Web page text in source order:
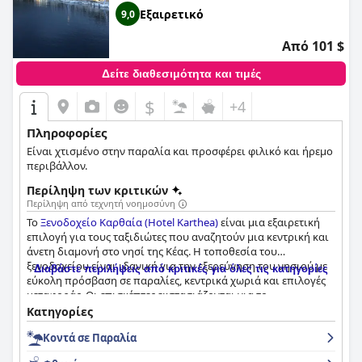
9,0 Εξαιρετικό
Από 101 $
Δείτε διαθεσιμότητα και τιμές
$ +4
Πληροφορίες
Είναι χτισμένο στην παραλία και προσφέρει φιλικό και ήρεμο
περιβάλλον.
Περίληψη των κριτικών
Περίληψη από τεχνητή νοημοσύνη
Το Ξενοδοχείο Καρθαία (Hotel Karthea)είναι μια εξαιρετική
επιλογή για τους ταξιδιώτες που αναζητούν μια κεντρική και
άνετη διαμονή στο νησί της Κέας. Η τοποθεσία του
ξενοδοχείου είναι ιδανική για την εξερεύνηση του νησιού με
εύκολη πρόσβαση σε παραλίες, κεντρικά χωριά και επιλογές
μεταφοράς. Οι επισκέπτες εκστασιάζονται για το
καταπληκτικό πρωινό, το οποίο έχει καλή σχέση ποιότητας-
τιμής και σερβίρεται σε ευχάριστο περιβάλλον. Τα δωμάτια
είναι προσεκτικά καθαρισμένα και άνετα, με πεντακάθαρες
εγκαταστάσεις και εκπληκτική θέα στο κοντινό λιμάνι. Το
Διαβάστε περιλήψεις από κριτικές για όλες τις κατηγορίες
Κατηγορίες
Κοντά σε Παραλία